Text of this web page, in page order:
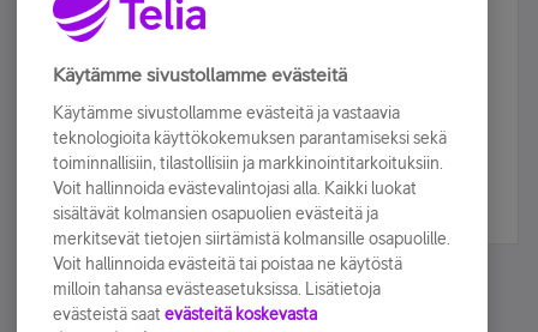
Älä jää paitsi – osallistu ja voita!
Tilaa Telian uutiskirje ja olet mukana arvonnassa.
sähköpostiisi.
Tilaa nyt
Käytämme sivustollamme evästeitä
Käytämme sivustollamme evästeitä ja vastaavia
teknologioita käyttökokemuksen parantamiseksi sekä
toiminnallisiin, tilastollisiin ja markkinointitarkoituksiin.
Voit hallinnoida evästevalintojasi alla. Kaikki luokat
sisältävät kolmansien osapuolien evästeitä ja
merkitsevät tietojen siirtämistä kolmansille osapuolille.
Voit hallinnoida evästeitä tai poistaa ne käytöstä
milloin tahansa evästeasetuksissa. Lisätietoja
evästeistä saat evästeitä koskevasta